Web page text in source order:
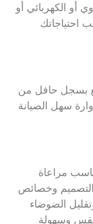
أو الكهربائي أو
احتياجاتك
بسجل حافل من
سهل الصيانة
مراعاة
وخصائص
الضوضاء
وسهولة